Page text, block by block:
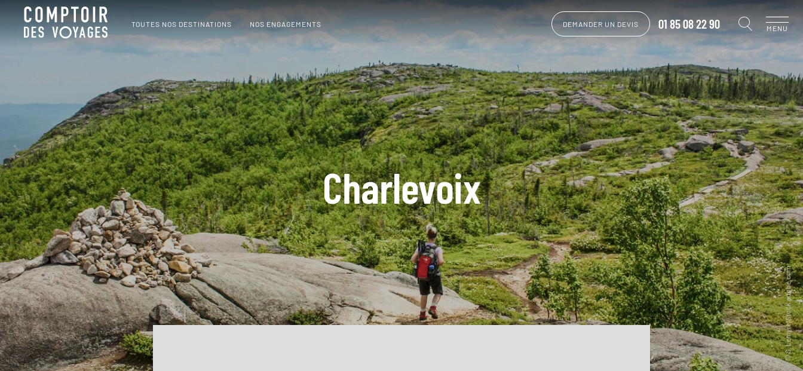
TOUTES NOS DESTINATIONS NOS ENGAGEMENTS DEMANDER UN DEVIS 01 85 08 22 90 MENU
Charlevoix